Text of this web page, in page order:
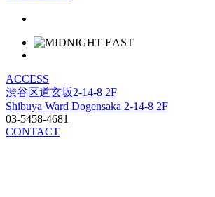
ACCESS
渋谷区道玄坂2-14-8 2F
Shibuya Ward Dogensaka 2-14-8 2F
03-5458-4681
CONTACT